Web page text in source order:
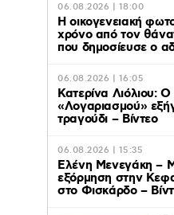
06.08.2026 | 18:00
Η οικογενειακή
χρόνο από τον
που δημοσίευσε ο
06.08.2026 | 16:05
Κατερίνα Λιόλιου:
«Λογαριασμού»
τραγούδι – Βίντεο
06.08.2026 | 15:35
Ελένη Μενεγάκη –
εξόρμηση στην
στο Φισκάρδο –